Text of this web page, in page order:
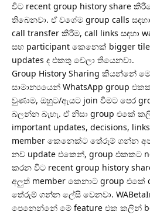
විට recent group history share
තිබෙනවා. ඒ වගේම group calls
call transfer කිරීම, call links සඳහා
සහ participant කෙනෙක් bigger
updates ද එකතු වෙලා තියෙනවා.
Group History Sharing කියන්නේ
සාමාන්‍යයෙන් WhatsApp group
වුණාම, ඔහුට/ඇයට join වීමට පෙර
බලන්න බැහැ. ඒ නිසා group එකේ
important updates, decisions,
member කෙනෙක්ට තේරුම් ගන්න
නව update එකෙන්, group එකකට
කරන විට recent group history
අලුත් member කෙනාට group
තේරුම් ගන්න ලේසි වෙනවා.
පෙනෙන්නේ මේ feature එක කලින්